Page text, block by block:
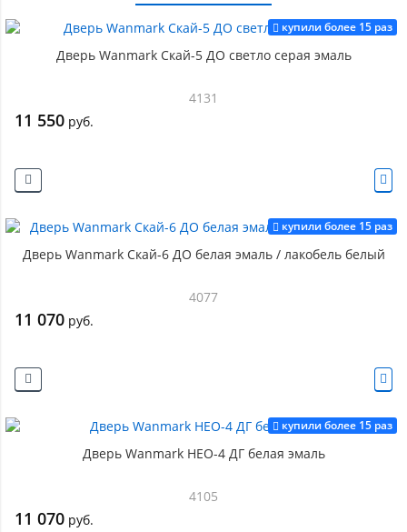
купили более 15 раз
Дверь Wanmark Скай-5 ДО светло серая эмаль
4131
11 550 руб.
купили более 15 раз
Дверь Wanmark Скай-6 ДО белая эмаль / лакобель белый
4077
11 070 руб.
купили более 15 раз
Дверь Wanmark НЕО-4 ДГ белая эмаль
4105
11 070 руб.